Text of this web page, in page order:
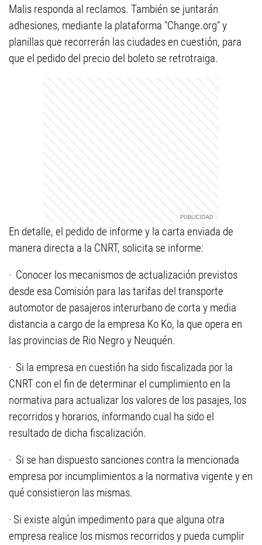
Malis responda al reclamos. También se juntarán
adhesiones, mediante la plataforma "Change.org" y
planillas que recorrerán las ciudades en cuestión, para
que el pedido del precio del boleto se retrotraiga.
En detalle, el pedido de informe y la carta enviada de
manera directa a la CNRT, solicita se informe:
· Conocer los mecanismos de actualización previstos
desde esa Comisión para las tarifas del transporte
automotor de pasajeros interurbano de corta y media
distancia a cargo de la empresa Ko Ko, la que opera en
las provincias de Rio Negro y Neuquén.
· Si la empresa en cuestión ha sido fiscalizada por la
CNRT con el fin de determinar el cumplimiento en la
normativa para actualizar los valores de los pasajes, los
recorridos y horarios, informando cual ha sido el
resultado de dicha fiscalización.
· Si se han dispuesto sanciones contra la mencionada
empresa por incumplimientos a la normativa vigente y en
qué consistieron las mismas.
· Si existe algún impedimento para que alguna otra
empresa realice los mismos recorridos y pueda cumplir